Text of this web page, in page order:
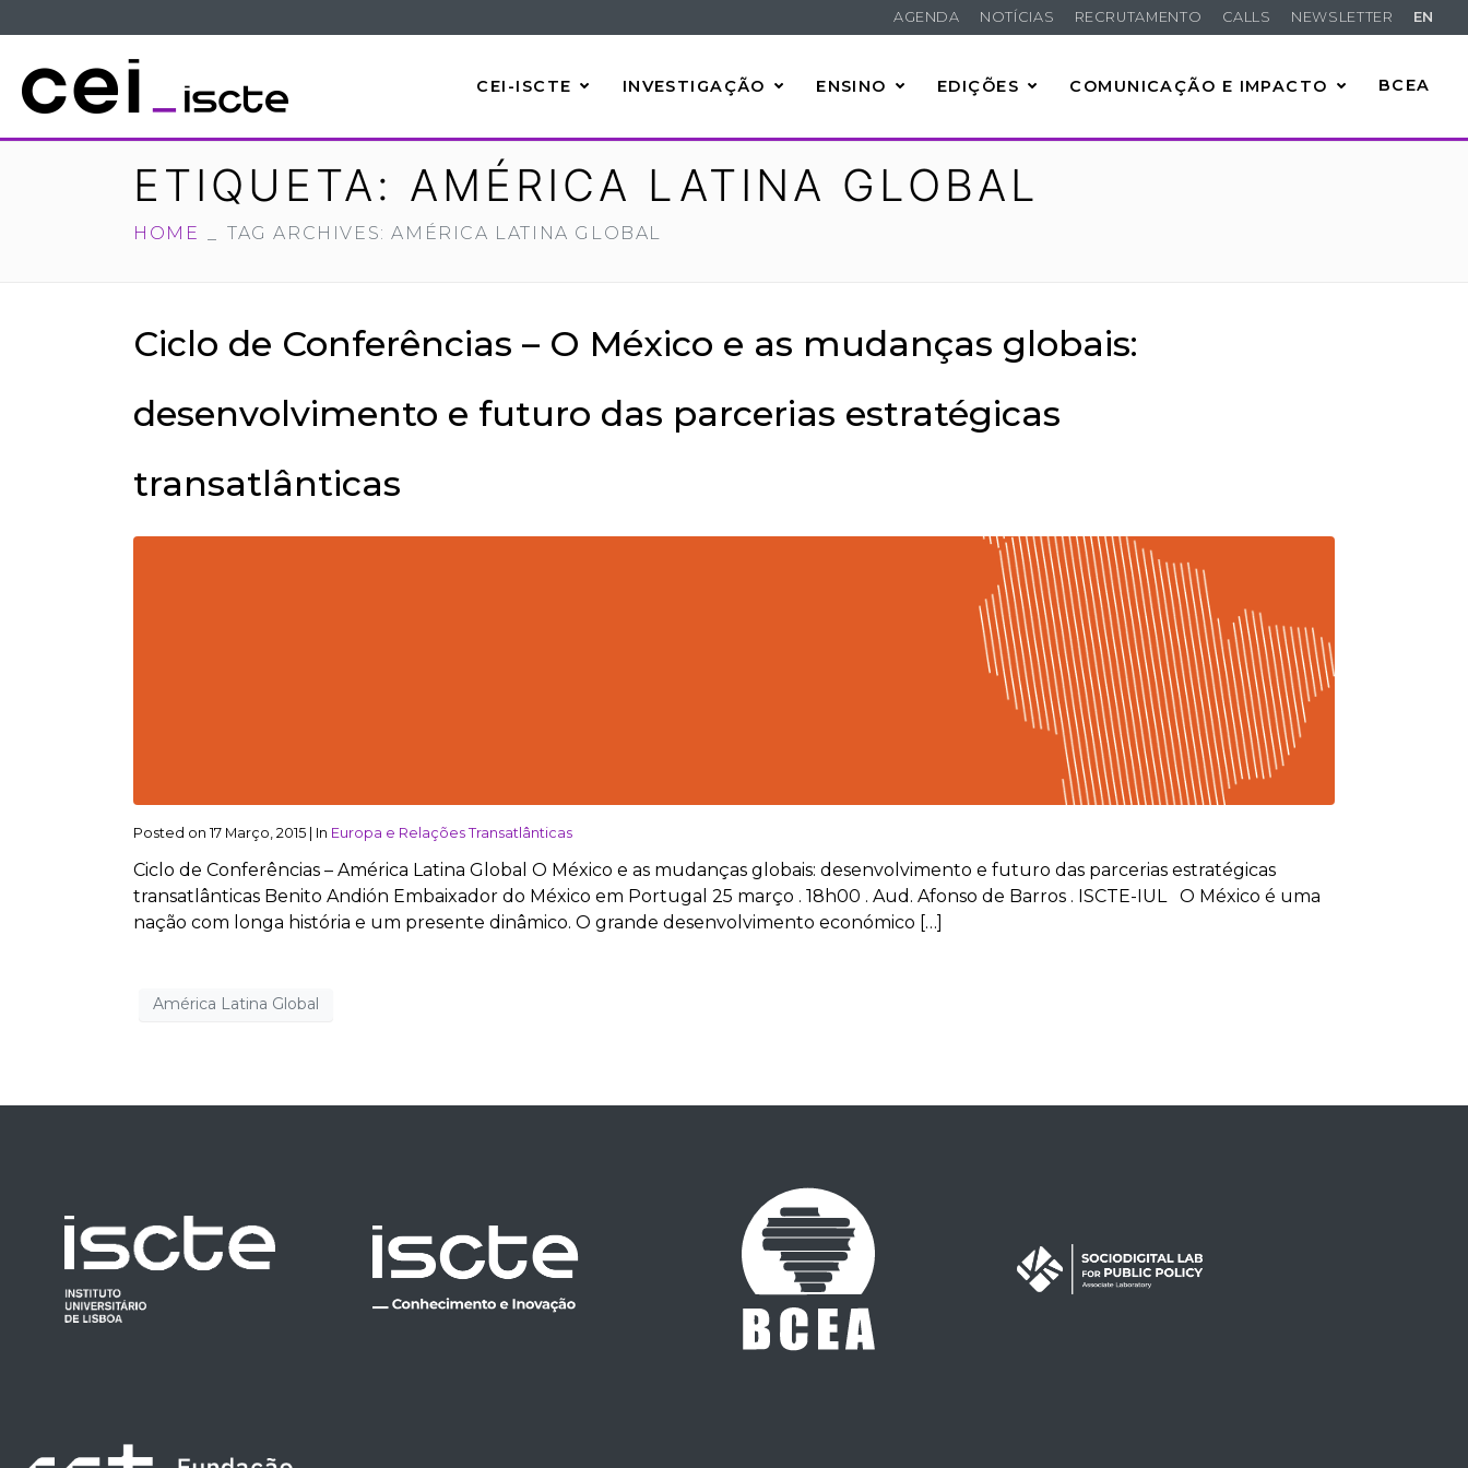
AGENDA NOTÍCIAS RECRUTAMENTO CALLS NEWSLETTER EN
CEI-ISCTE INVESTIGAÇÃO ENSINO EDIÇÕES COMUNICAÇÃO E IMPACTO BCEA
ETIQUETA: AMÉRICA LATINA GLOBAL
HOME TAG ARCHIVES: AMÉRICA LATINA GLOBAL
Ciclo de Conferências – O México e as mudanças globais:
desenvolvimento e futuro das parcerias estratégicas
transatlânticas
Posted on 17 Março, 2015 In Europa e Relações Transatlânticas
Ciclo de Conferências – América Latina Global O México e as mudanças globais: desenvolvimento e futuro das parcerias estratégicas
transatlânticas Benito Andión Embaixador do México em Portugal 25 março . 18h00 . Aud. Afonso de Barros . ISCTE-IUL O México é uma
nação com longa história e um presente dinâmico. O grande desenvolvimento económico […]
América Latina Global